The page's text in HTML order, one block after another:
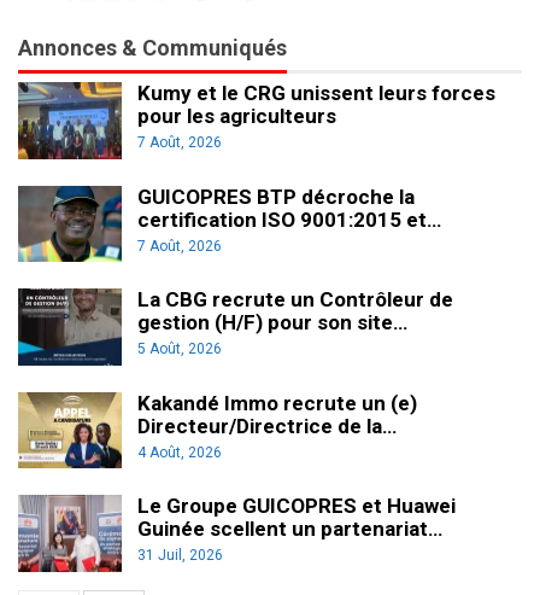
Annonces & Communiqués
Kumy et le CRG unissent leurs forces
pour les agriculteurs
7 Août, 2026
GUICOPRES BTP décroche la
certification ISO 9001:2015 et…
7 Août, 2026
La CBG recrute un Contrôleur de
gestion (H/F) pour son site…
5 Août, 2026
Kakandé Immo recrute un (e)
Directeur/Directrice de la…
4 Août, 2026
Le Groupe GUICOPRES et Huawei
Guinée scellent un partenariat…
31 Juil, 2026